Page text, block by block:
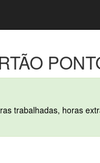
trabalhadas, horas